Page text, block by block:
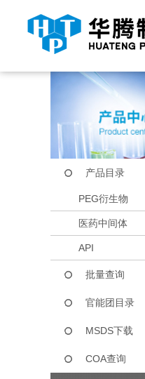
当前位置： 首页
产品目录
PEG衍生物
医药中间体
API
批量查询
官能团目录
MSDS下载
COA查询